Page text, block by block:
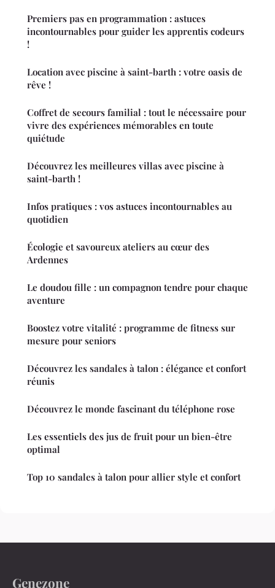
Premiers pas en programmation : astuces
incontournables pour guider les apprentis codeurs
!
Location avec piscine à saint-barth : votre oasis de
rêve !
Coffret de secours familial : tout le nécessaire pour
vivre des expériences mémorables en toute
quiétude
Découvrez les meilleures villas avec piscine à
saint-barth !
Infos pratiques : vos astuces incontournables au
quotidien
Écologie et savoureux ateliers au cœur des
Ardennes
Le doudou fille : un compagnon tendre pour chaque
aventure
Boostez votre vitalité : programme de fitness sur
mesure pour seniors
Découvrez les sandales à talon : élégance et confort
réunis
Découvrez le monde fascinant du téléphone rose
Les essentiels des jus de fruit pour un bien-être
optimal
Top 10 sandales à talon pour allier style et confort
Genezone